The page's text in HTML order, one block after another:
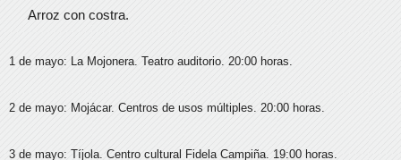
Arroz con costra.
1 de mayo: La Mojonera. Teatro auditorio. 20:00 horas.
2 de mayo: Mojácar. Centros de usos múltiples. 20:00 horas.
3 de mayo: Tíjola. Centro cultural Fidela Campiña. 19:00 horas.